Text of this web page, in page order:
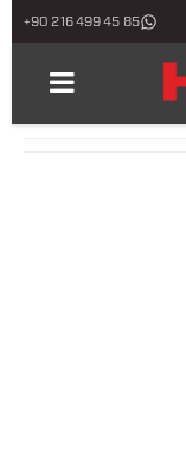
+90 216 499 45 85